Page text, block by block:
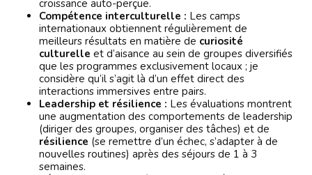
croissance auto-perçue.
Compétence interculturelle : Les camps
internationaux obtiennent régulièrement de
meilleurs résultats en matière de curiosité
culturelle et d’aisance au sein de groupes diversifiés
que les programmes exclusivement locaux ; je
considère qu’il s’agit là d’un effet direct des
interactions immersives entre pairs.
Leadership et résilience : Les évaluations montrent
une augmentation des comportements de leadership
(diriger des groupes, organiser des tâches) et de
résilience (se remettre d’un échec, s’adapter à de
nouvelles routines) après des séjours de 1 à 3
semaines.